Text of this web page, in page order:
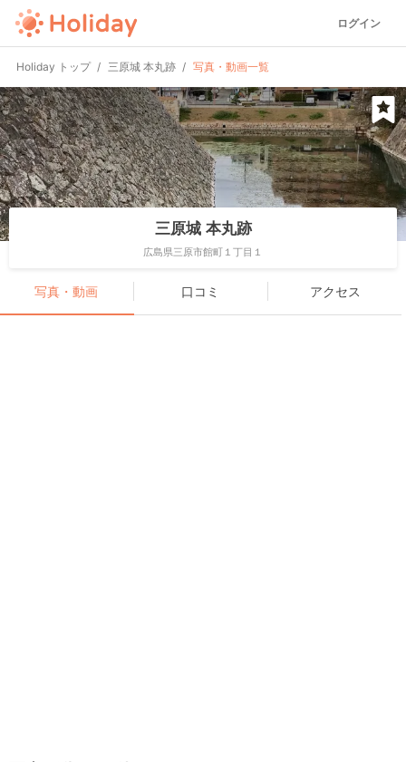
ログイン
Holiday トップ 三原城 本丸跡 写真・動画一覧
三原城 本丸跡
広島県三原市館町１丁目１
写真・動画 口コミ アクセス